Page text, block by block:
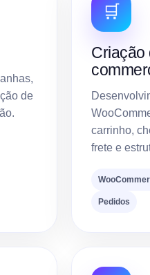
de
🛒
Criação
carrinho,
frete e
Pedidos